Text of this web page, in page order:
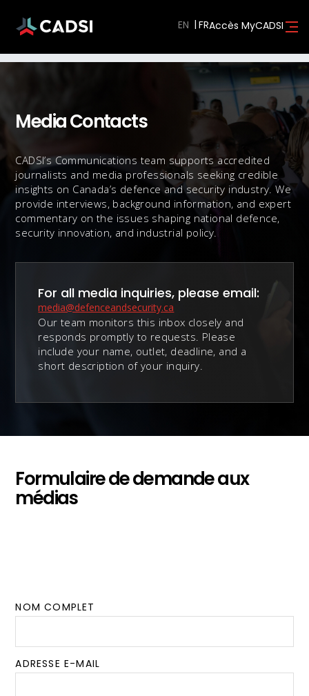
EN Accès MyCADSI
Media Contacts
CADSI’s Communications team supports accredited
journalists and media professionals seeking credible
insights on Canada’s defence and security industry. We
provide interviews, background information, and expert
commentary on the issues shaping national defence,
security innovation, and industrial policy.
For all media inquiries, please email:
media@defenceandsecurity.ca
Our team monitors this inbox closely and
responds promptly to requests. Please
include your name, outlet, deadline, and a
short description of your inquiry.
Formulaire de demande aux
médias
NOM COMPLET
ADRESSE E-MAIL